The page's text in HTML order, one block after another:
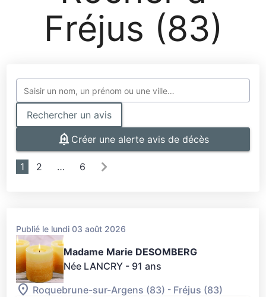
Fréjus (83)
Rechercher un avis
Créer une alerte avis de décès
1 2 … 6
Publié le lundi 03 août 2026
Madame Marie DESOMBERG
Née LANCRY - 91 ans
Roquebrune-sur-Argens (83) - Fréjus (83)